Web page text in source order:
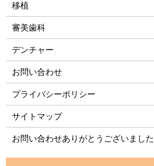
移植
審美歯科
デンチャー
お問い合わせ
プライバシーポリシー
サイトマップ
お問い合わせありがとうございました